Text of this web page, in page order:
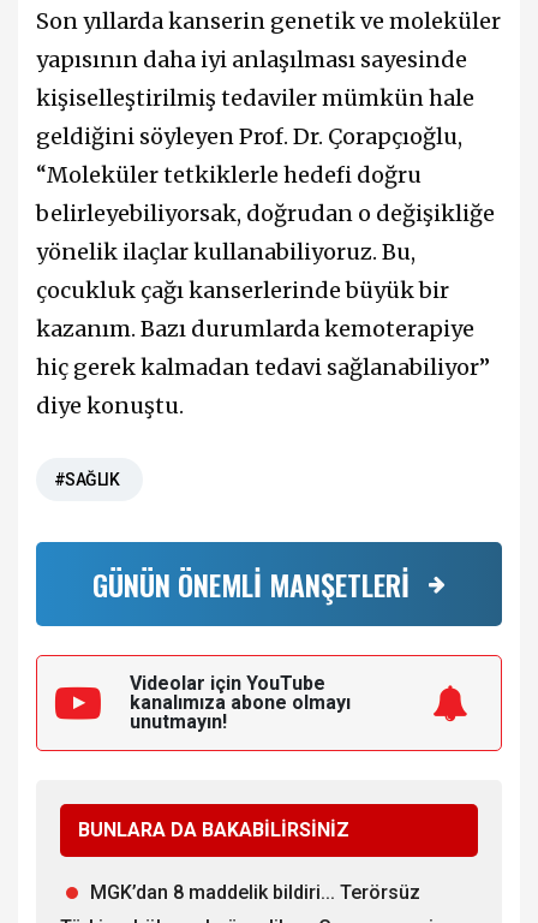
Son yıllarda kanserin genetik ve moleküler
yapısının daha iyi anlaşılması sayesinde
kişiselleştirilmiş tedaviler mümkün hale
geldiğini söyleyen Prof. Dr. Çorapçıoğlu,
“Moleküler tetkiklerle hedefi doğru
belirleyebiliyorsak, doğrudan o değişikliğe
yönelik ilaçlar kullanabiliyoruz. Bu,
çocukluk çağı kanserlerinde büyük bir
kazanım. Bazı durumlarda kemoterapiye
hiç gerek kalmadan tedavi sağlanabiliyor”
diye konuştu.
#SAĞLIK
GÜNÜN ÖNEMLİ MANŞETLERİ
Videolar için YouTube
kanalımıza abone olmayı
unutmayın!
BUNLARA DA BAKABİLİRSİNİZ
MGK’dan 8 maddelik bildiri... Terörsüz